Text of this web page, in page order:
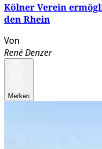
Kölner Verein
den Rhein
Von
René Denzer
Merken